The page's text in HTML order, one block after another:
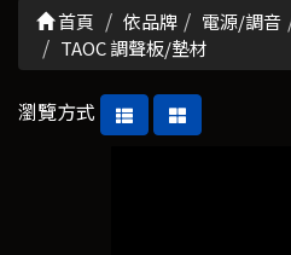
首頁 依品牌 電源/調音
TAOC 調聲板/墊材
瀏覽方式